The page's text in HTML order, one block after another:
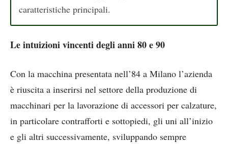
caratteristiche principali.
Le intuizioni vincenti degli anni 80 e 90
Con la macchina presentata nell’84 a Milano l’azienda
è riuscita a inserirsi nel settore della produzione di
macchinari per la lavorazione di accessori per calzature,
in particolare contrafforti e sottopiedi, gli uni all’inizio
e gli altri successivamente, sviluppando sempre